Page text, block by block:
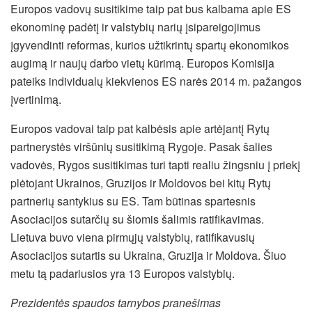
Europos vadovų susitikime taip pat bus kalbama apie ES
ekonominę padėtį ir valstybių narių įsipareigojimus
įgyvendinti reformas, kurios užtikrintų spartų ekonomikos
augimą ir naujų darbo vietų kūrimą. Europos Komisija
pateiks individualų kiekvienos ES narės 2014 m. pažangos
įvertinimą.
Europos vadovai taip pat kalbėsis apie artėjantį Rytų
partnerystės viršūnių susitikimą Rygoje. Pasak šalies
vadovės, Rygos susitikimas turi tapti realiu žingsniu į priekį
plėtojant Ukrainos, Gruzijos ir Moldovos bei kitų Rytų
partnerių santykius su ES. Tam būtinas spartesnis
Asociacijos sutarčių su šiomis šalimis ratifikavimas.
Lietuva buvo viena pirmųjų valstybių, ratifikavusių
Asociacijos sutartis su Ukraina, Gruzija ir Moldova. Šiuo
metu tą padariusios yra 13 Europos valstybių.
Prezidentės spaudos tarnybos pranešimas